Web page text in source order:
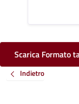
Scarica Formato
Indietro